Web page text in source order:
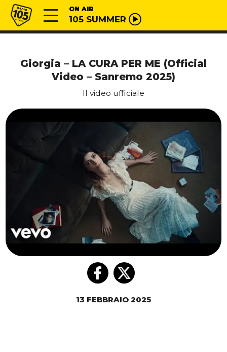
Vai al contenuto
Radio 105 ON AIR
105 SUMMER
Giorgia – LA CURA PER ME (Official
Video – Sanremo 2025)
Il video ufficiale
13 FEBBRAIO 2025